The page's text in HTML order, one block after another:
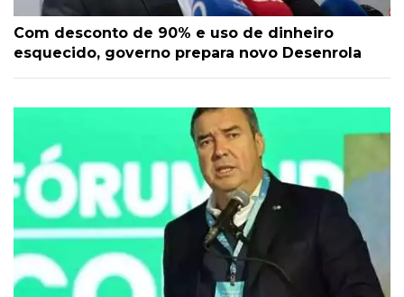
Com desconto de 90% e uso de dinheiro
esquecido, governo prepara novo Desenrola